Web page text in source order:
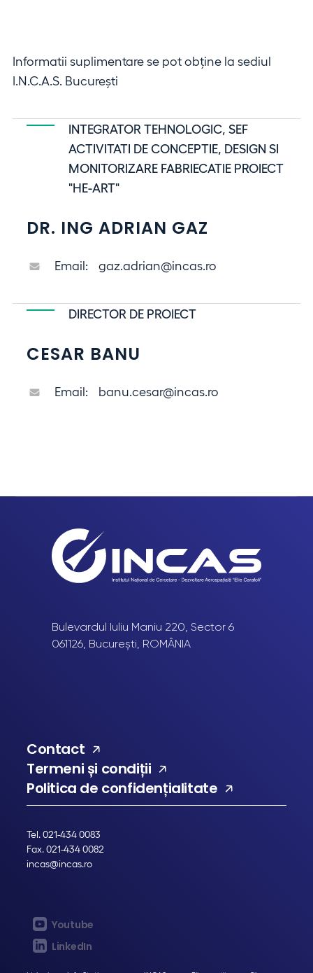
Informatii suplimentare se pot obține la sediul
I.N.C.A.S. Bucureşti
INTEGRATOR TEHNOLOGIC, SEF
ACTIVITATI DE CONCEPTIE, DESIGN SI
MONITORIZARE FABRIECATIE PROIECT
"HE-ART"
DR. ING ADRIAN GAZ
Email: gaz.adrian@incas.ro
DIRECTOR DE PROIECT
CESAR BANU
Email: banu.cesar@incas.ro
Contact
Termeni și condiții
Politica de confidențialitate
Tel. 021-434 0083
Fax. 021-434 0082
incas@incas.ro
Youtube
LinkedIn
Bulevardul Iuliu Maniu 220, Sector 6
061126, București, ROMÂNIA